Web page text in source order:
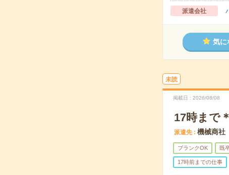
派遣会社
気に
未読
掲載日 2026/08/08
17時まで
派遣先 機械商社
ブランクOK 既
17時前までの仕事